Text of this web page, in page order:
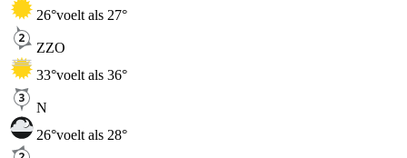
26°voelt als 27°
ZZO
33°voelt als 36°
N
26°voelt als 28°